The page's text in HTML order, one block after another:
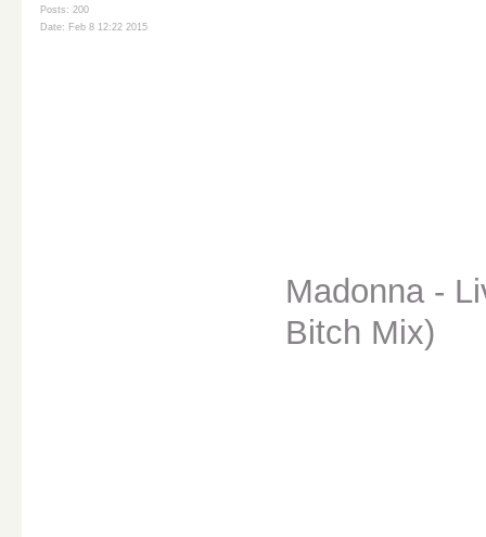
Posts: 200
Date: Feb 8 12:22 2015
Madonna -
Bitch Mix)